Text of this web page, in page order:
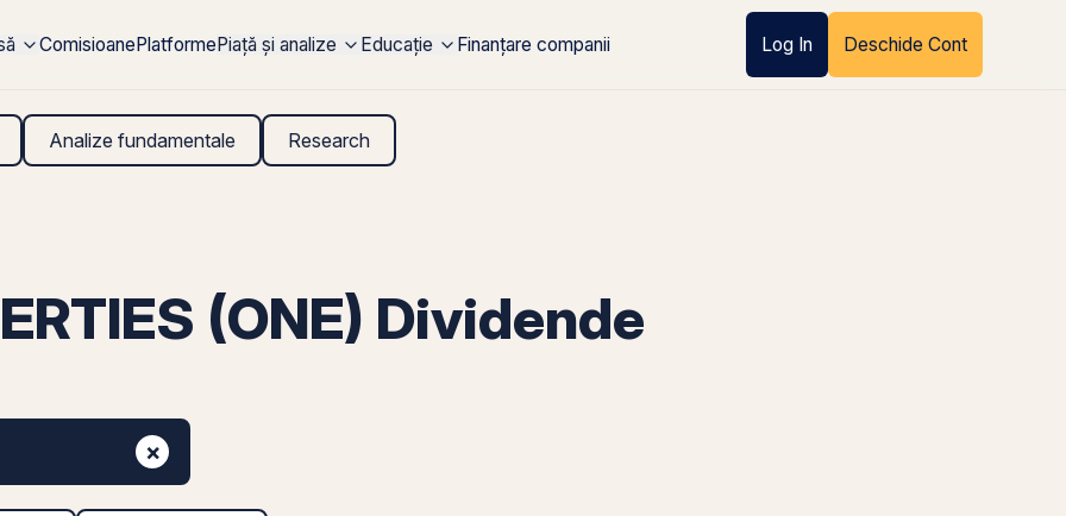
ComisioanePlatformePiață și analize Educație Finanțare companii Log In Deschide Cont
Analize fundamentale Research
(ONE) Dividende
×